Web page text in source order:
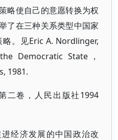
略使自己的意愿转换为权
了在三种关系类型中国家
。见Eric A. Nordlinger,
Democratic State，
1981.
二卷，人民出版社1994
经济发展的中国政治改